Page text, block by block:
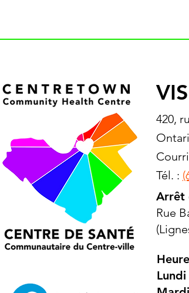
420,
Tél. :
Arrêt
Rue
Lundi